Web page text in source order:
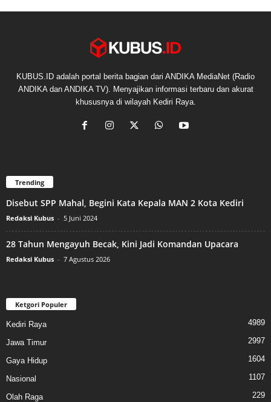
KUBUS.ID adalah portal berita bagian dari ANDIKA MediaNet (Radio
ANDIKA dan ANDIKA TV). Menyajikan informasi terbaru dan akurat
khususnya di wilayah Kediri Raya.
Trending
Disebut SPP Mahal, Begini Kata Kepala MAN 2 Kota Kediri
Redaksi Kubus - 5 Juni 2024
28 Tahun Mengayuh Becak, Kini Jadi Komandan Upacara
Redaksi Kubus - 7 Agustus 2026
Ketgori Populer
Kediri Raya 4989
Jawa Timur 2997
Gaya Hidup 1604
Nasional 1107
Olah Raga 229